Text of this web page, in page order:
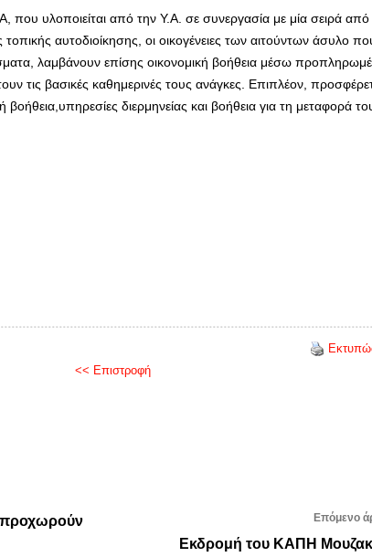
που υλοποιείται από την Υ.Α. σε συνεργασία με μία σειρά από
αυτοδιοίκησης, οι οικογένειες των αιτούντων άσυλο
λαμβάνουν επίσης οικονομική βοήθεια μέσω
τις βασικές καθημερινές τους ανάγκες. Επιπλέον,
βοήθεια,υπηρεσίες διερμηνείας και βοήθεια για τη μεταφορά
<< Επιστροφή
προχωρούν
Επόμενο
Εκδρομή του ΚΑΠΗ